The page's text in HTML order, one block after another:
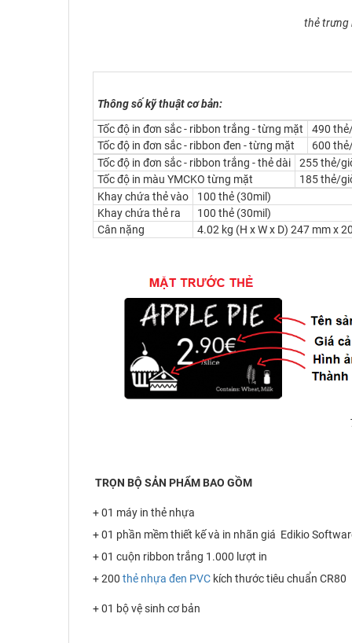
thẻ trưng
Thông số kỹ thuật cơ bản:
Tốc độ in đơn sắc - ribbon trắng - từng mặt
490
Tốc độ in đơn sắc - ribbon đen - từng mặt
600
Tốc độ in đơn sắc - ribbon trắng - thẻ dài
255 thẻ/
Tốc độ in màu YMCKO từng mặt
185 thẻ/
Khay chứa thẻ vào
100 thẻ (30mil)
Khay chứa thẻ ra
100 thẻ (30mil)
Cân nặng
4.02 kg (H x W x D) 247 mm x
TRỌN BỘ SẢN PHẨM BAO GỒM
+ 01 máy in thẻ nhựa
+ 01 phần mềm thiết kế và in nhãn giá Edikio
+ 01 cuộn ribbon trắng 1.000 lượt in
+ 200 thẻ nhựa đen PVC kích thước tiêu chuẩn CR80
+ 01 bộ vệ sinh cơ bản